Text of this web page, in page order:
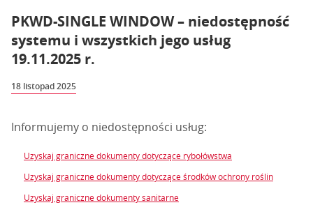
PKWD-SINGLE WINDOW – niedostępność
systemu i wszystkich jego usług
19.11.2025 r.
18 listopad 2025
Informujemy o niedostępności usług:
Uzyskaj graniczne dokumenty dotyczące rybołówstwa
Uzyskaj graniczne dokumenty dotyczące środków ochrony roślin
Uzyskaj graniczne dokumenty sanitarne